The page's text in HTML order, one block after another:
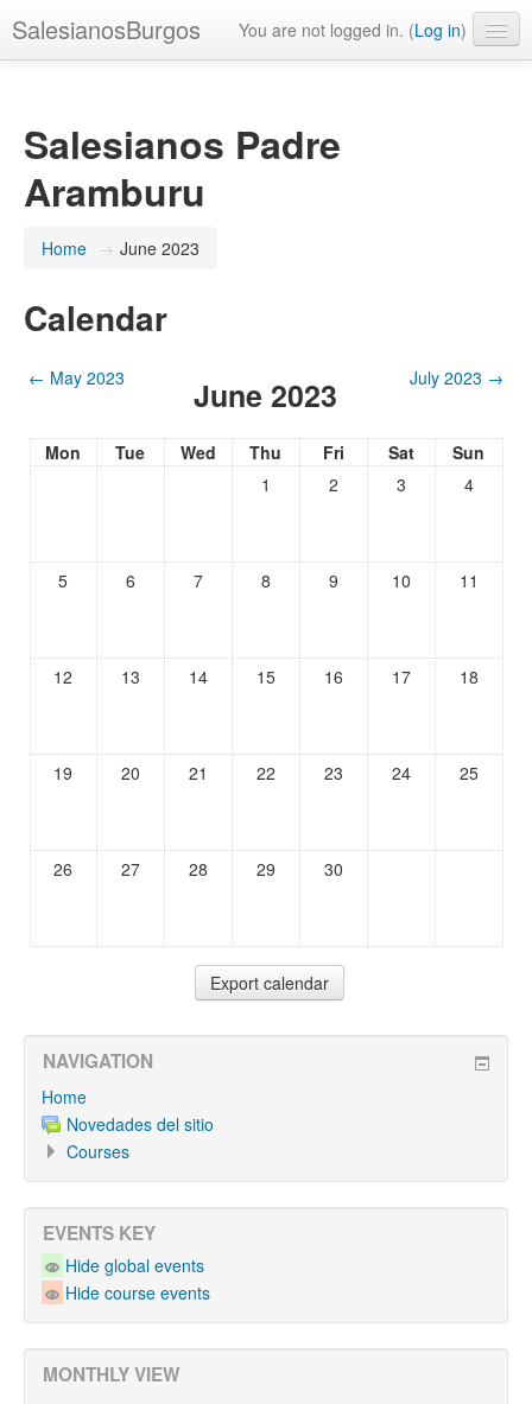
SalesianosBurgos You are not logged in. (Log in)
Salesianos Padre
Aramburu
Home → June 2023
Calendar
← May 2023 June 2023 July 2023 →
Mon Tue Wed Thu Fri Sat
Sun
1
2 3 4
5 6 7 8 9 10 11
12 13 14 15 16 17 18
19 20 21 22 23 24 25
26 27 28 29 30
NAVIGATION
Home
Novedades del sitio
Courses
EVENTS KEY
Hide global events
Hide course events
MONTHLY VIEW